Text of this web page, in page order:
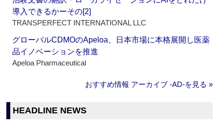
導入できるかーその[2]
TRANSPERFECT INTERNATIONAL LLC
グローバルCDMOのApeloa、日本市場に本格展開し医薬
品イノベーションを推進
Apeloa Pharmaceutical
おすすめ情報 アーカイブ ‐AD‐を見る »
HEADLINE NEWS